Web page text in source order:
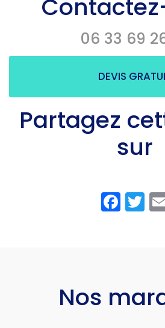
06 33 69
DEVIS
Partagez
sur
Nos